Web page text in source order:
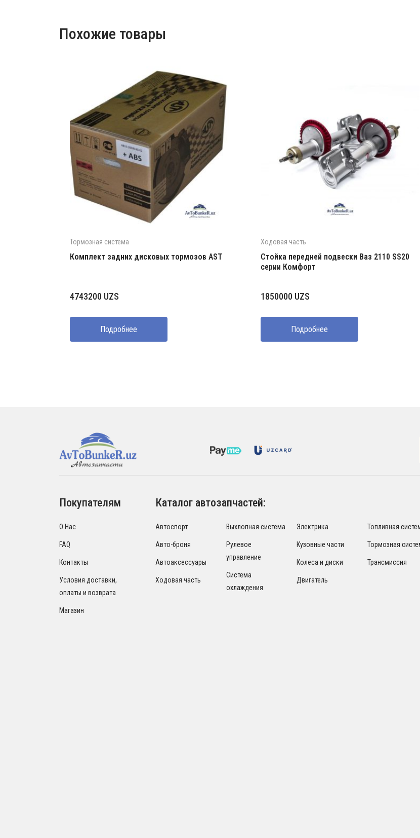
Похожие товары
Тормозная система
Комплект задних дисковых тормозов AST
4743200 UZS
Подробнее
Ходовая часть
Стойка передней подвески Ваз 2110 SS20
серии Комфорт
1850000 UZS
Подробнее
Покупателям
О Нас
FAQ
Контакты
Условия доставки,
оплаты и возврата
Магазин
Каталог автозапчастей:
Автоспорт
Авто-броня
Автоаксессуары
Ходовая часть
Выхлопная система
Рулевое
управление
Система
охлаждения
Электрика
Кузовные части
Колеса и диски
Двигатель
Топливная
Тормозная
Трансмиссия